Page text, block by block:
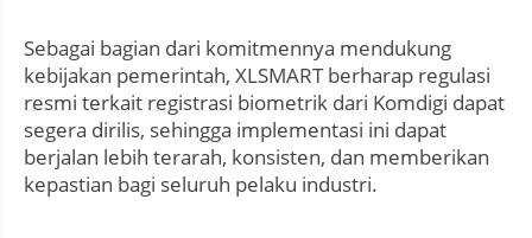
Sebagai bagian dari komitmennya mendukung
kebijakan pemerintah, XLSMART berharap regulasi
resmi terkait registrasi biometrik dari Komdigi dapat
segera dirilis, sehingga implementasi ini dapat
berjalan lebih terarah, konsisten, dan memberikan
kepastian bagi seluruh pelaku industri.